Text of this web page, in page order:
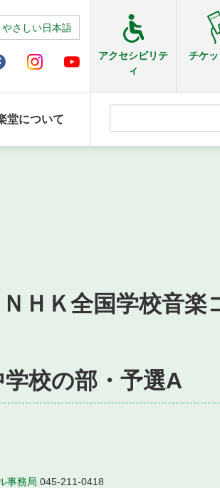
やさしい日本語
アクセシビリテ
ィ
チケ
堂について
ＨＫ全国学校音楽
校の部・予選A
事務局 045-211-0418